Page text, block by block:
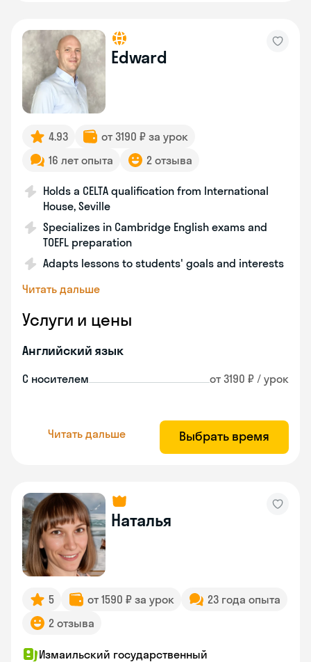
Edward
4.93
от 3190 ₽ за урок
16 лет опыта
2 отзыва
Holds a CELTA qualification from International
House, Seville
Specializes in Cambridge English exams and
TOEFL preparation
Adapts lessons to students' goals and interests
Читать дальше
Услуги и цены
Английский язык
С носителем от 3190 ₽ / урок
Читать дальше Выбрать время
Наталья
5 от 1590 ₽ за урок
23 года опыта
2 отзыва
Измаильский государственный